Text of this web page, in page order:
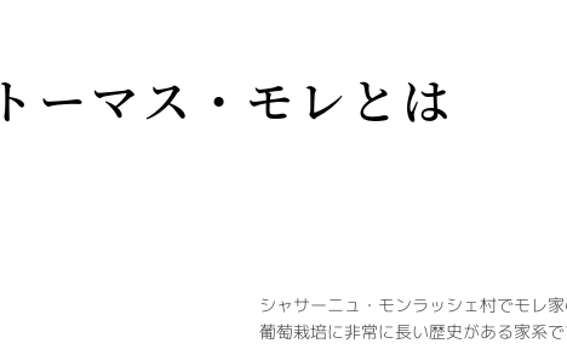
トーマス・モレとは
シャサーニュ・モンラッシェ村でモレ
葡萄栽培に非常に長い歴史がある家系で